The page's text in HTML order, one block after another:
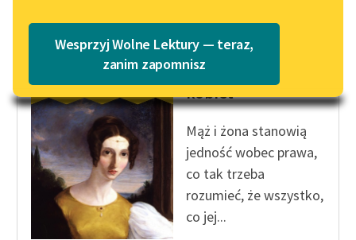
Lektury szkolne i klasyka
literatury do słuchania dla
uczennic i uczniów z
niepełnosprawnościami
E-kolekcja lektur
szkolnych i literatury do
słuchania dla uczennic i
Katalog w formacie PDF
Wesprzyj Wolne Lektury — teraz,
zanim zapomnisz
John Stuart Mill
Poddaństwo
kobiet
Mąż i żona stanowią
jedność wobec prawa,
co tak trzeba
rozumieć, że wszystko,
co jej...